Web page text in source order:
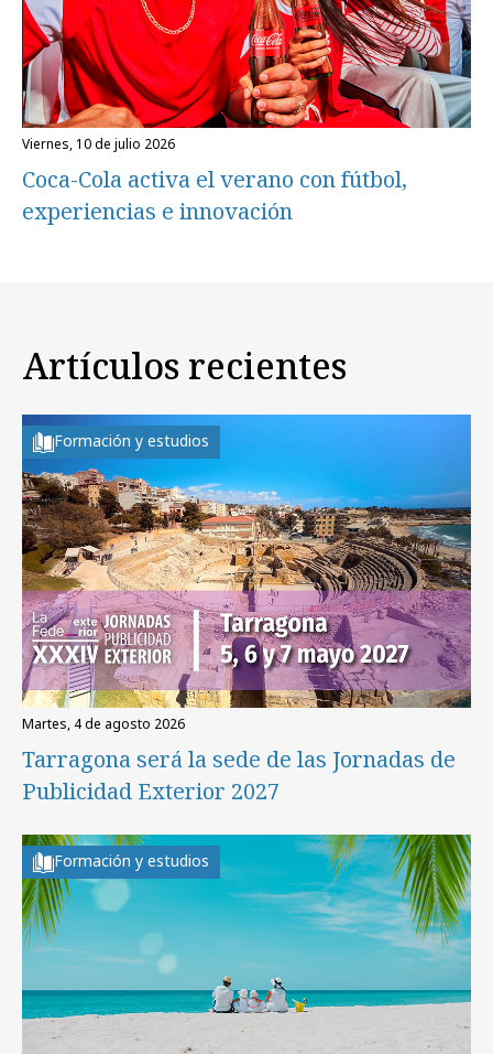
viernes, 10 de julio 2026
Coca-Cola activa el verano con fútbol,
experiencias e innovación
Artículos recientes
Formación y estudios
martes, 4 de agosto 2026
Tarragona será la sede de las Jornadas de
Publicidad Exterior 2027
Formación y estudios